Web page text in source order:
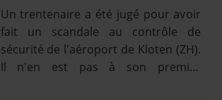
Un trentenaire a été jugé pour avoir
fait un scandale au contrôle de
sécurité de l'aéroport de Kloten (ZH).
Il n'en est pas à son premier